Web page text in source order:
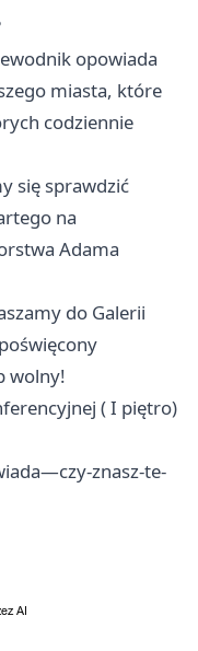
opowiada
miasta, które
codziennie
się sprawdzić
na
Adama
do Galerii
wolny!
( I piętro)
znasz-te-